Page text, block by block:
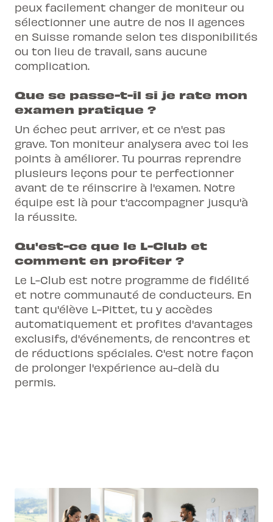
peux facilement changer de moniteur ou
sélectionner une autre de nos 11 agences
en Suisse romande selon tes disponibilités
ou ton lieu de travail, sans aucune
complication.
Que se passe-t-il si je rate mon
examen pratique ?
Un échec peut arriver, et ce n'est pas
grave. Ton moniteur analysera avec toi les
points à améliorer. Tu pourras reprendre
plusieurs leçons pour te perfectionner
avant de te réinscrire à l'examen. Notre
équipe est là pour t'accompagner jusqu'à
la réussite.
Qu'est-ce que le L-Club et
comment en profiter ?
Le L-Club est notre programme de fidélité
et notre communauté de conducteurs. En
tant qu'élève L-Pittet, tu y accèdes
automatiquement et profites d'avantages
exclusifs, d'événements, de rencontres et
de réductions spéciales. C'est notre façon
de prolonger l'expérience au-delà du
permis.